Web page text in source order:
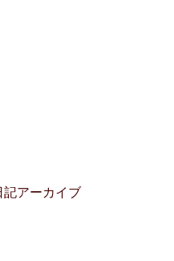
アーカイブ